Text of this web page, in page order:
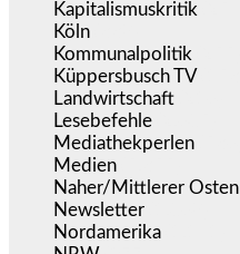
Kapitalismuskritik
Köln
Kommunalpolitik
Küppersbusch TV
Landwirtschaft
Lesebefehle
Mediathekperlen
Medien
Naher/Mittlerer Osten
Newsletter
Nordamerika